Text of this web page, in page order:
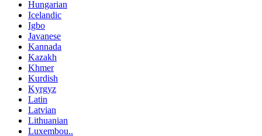
Hungarian
Icelandic
Igbo
Javanese
Kannada
Kazakh
Khmer
Kurdish
Kyrgyz
Latin
Latvian
Lithuanian
Luxembou..